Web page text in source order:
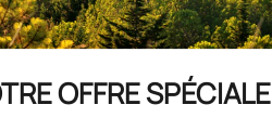
OFFRE SPÉCIALE